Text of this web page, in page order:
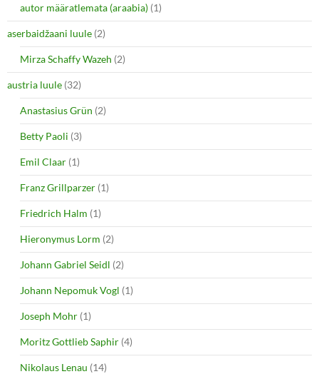
n
n
w
w
i
n
d
o
)
i
n
n
e
w
w
i
n
d
w
)
autor määratlemata (araabia) (1)
aserbaidžaani luule (2)
Mirza Schaffy Wazeh (2)
austria luule (32)
Anastasius Grün (2)
Betty Paoli (3)
Emil Claar (1)
Franz Grillparzer (1)
Friedrich Halm (1)
Hieronymus Lorm (2)
Johann Gabriel Seidl (2)
Johann Nepomuk Vogl (1)
Joseph Mohr (1)
Moritz Gottlieb Saphir (4)
Nikolaus Lenau (14)